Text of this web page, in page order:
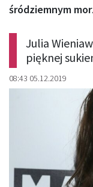
Julia
pięknej
08:43 05.12.2019
śródziemnym